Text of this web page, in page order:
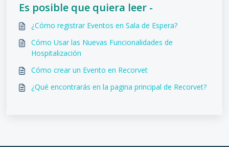
Es posible que quiera leer -
¿Cómo registrar Eventos en Sala de Espera?
Cómo Usar las Nuevas Funcionalidades de
Hospitalización
Cómo crear un Evento en Recorvet
¿Qué encontrarás en la pagina principal de Recorvet?